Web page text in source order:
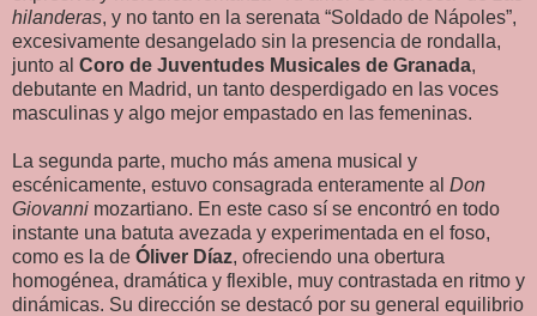
hilanderas, y no tanto en la serenata “Soldado de Nápoles”,
excesivamente desangelado sin la presencia de rondalla,
junto al Coro de Juventudes Musicales de Granada,
debutante en Madrid, un tanto desperdigado en las voces
masculinas y algo mejor empastado en las femeninas.
La segunda parte, mucho más amena musical y
escénicamente, estuvo consagrada enteramente al Don
Giovanni mozartiano. En este caso sí se encontró en todo
instante una batuta avezada y experimentada en el foso,
como es la de Óliver Díaz, ofreciendo una obertura
homogénea, dramática y flexible, muy contrastada en ritmo y
dinámicas. Su dirección se destacó por su general equilibrio